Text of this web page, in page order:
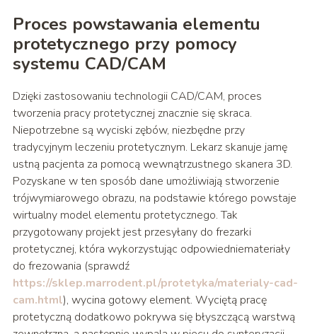
Proces powstawania elementu
protetycznego przy pomocy
systemu CAD/CAM
Dzięki zastosowaniu technologii CAD/CAM, proces
tworzenia pracy protetycznej znacznie się skraca.
Niepotrzebne są wyciski zębów, niezbędne przy
tradycyjnym leczeniu protetycznym. Lekarz skanuje jamę
ustną pacjenta za pomocą wewnątrzustnego skanera 3D.
Pozyskane w ten sposób dane umożliwiają stworzenie
trójwymiarowego obrazu, na podstawie którego powstaje
wirtualny model elementu protetycznego. Tak
przygotowany projekt jest przesyłany do frezarki
protetycznej, która wykorzystując odpowiedniemateriały
do frezowania (sprawdź
https://sklep.marrodent.pl/protetyka/materialy-cad-
cam.html), wycina gotowy element. Wyciętą pracę
protetyczną dodatkowo pokrywa się błyszczącą warstwą